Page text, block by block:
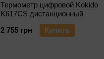
Термометр цифровой Kokido
K617CS дистанционный
2 755 грн
Купить